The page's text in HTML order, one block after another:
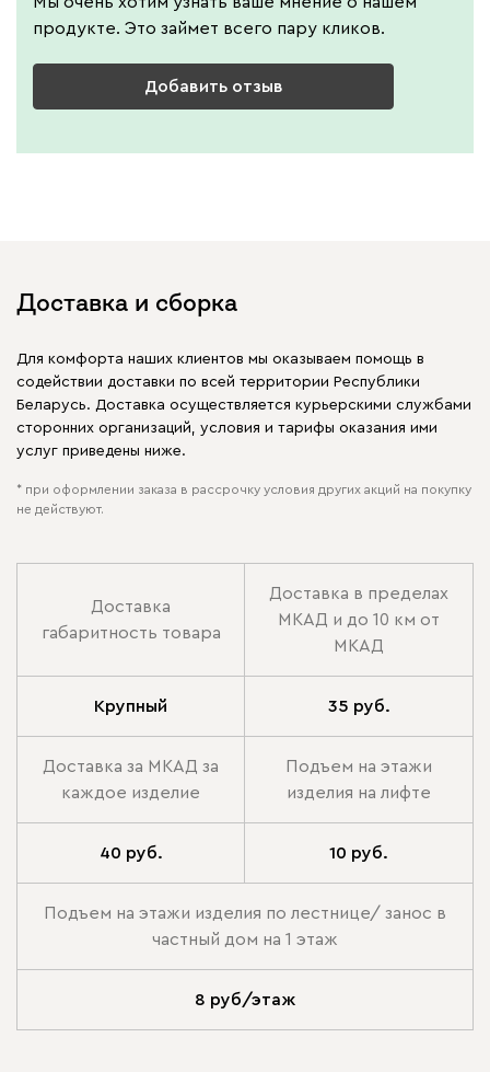
продукте. Это займет всего пару кликов.
Добавить отзыв
Доставка и сборка
Для комфорта наших клиентов мы оказываем помощь в
содействии доставки по всей территории Республики
Беларусь. Доставка осуществляется курьерскими службами
сторонних организаций, условия и тарифы оказания ими
услуг приведены ниже.
* при оформлении заказа в рассрочку условия других акций на покупку
не действуют.
Доставка
габаритность товара
Доставка в пределах
МКАД и до 10 км от
МКАД
Крупный 35 руб.
Доставка за МКАД за
каждое изделие
Подъем на этажи
изделия на лифте
40 руб. 10 руб.
Подъем на этажи изделия по лестнице/ занос в
частный дом на 1 этаж
8 руб/этаж